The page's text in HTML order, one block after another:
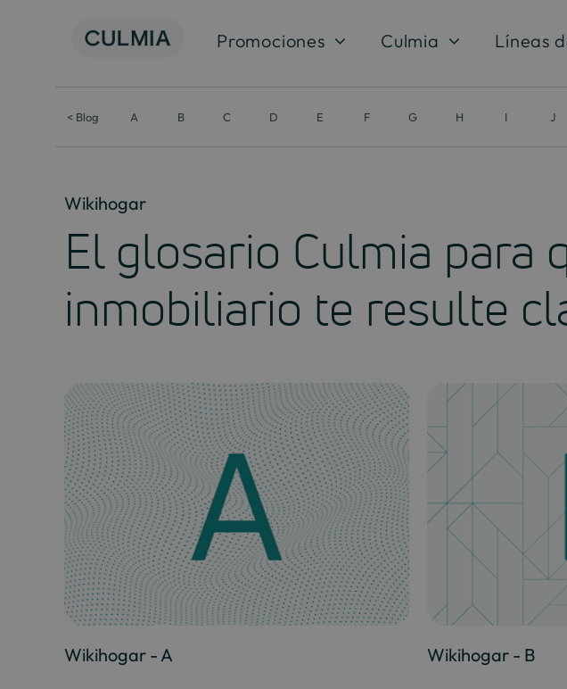
Promociones Culmia Líneas
< Blog A B C D E F G H I J
Wikihogar
El glosario Culmia para
inmobiliario te resulte
Wikihogar - A Wikihogar - B